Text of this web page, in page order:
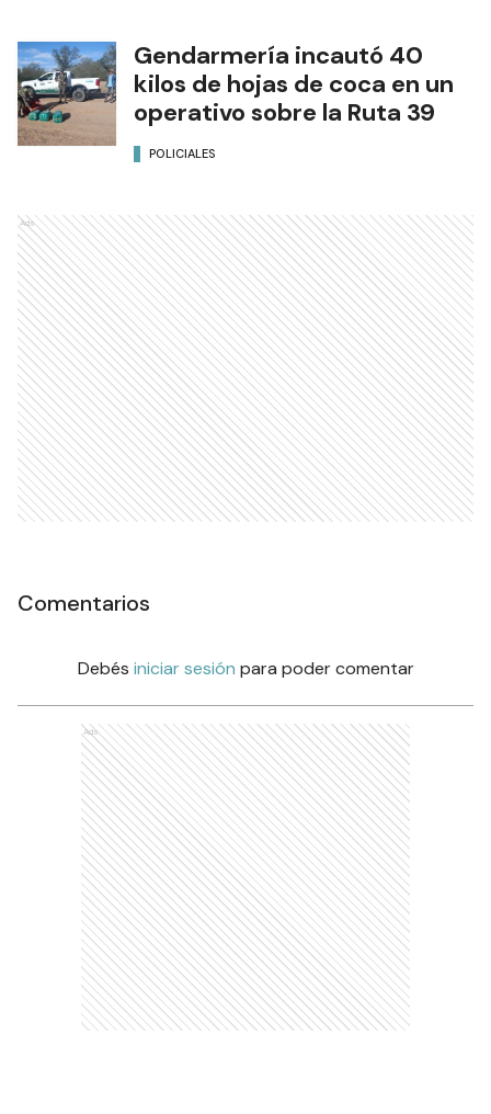
Gendarmería incautó 40
kilos de hojas de coca en un
operativo sobre la Ruta 39
POLICIALES
Ads
Comentarios
Debés iniciar sesión para poder comentar
Ads